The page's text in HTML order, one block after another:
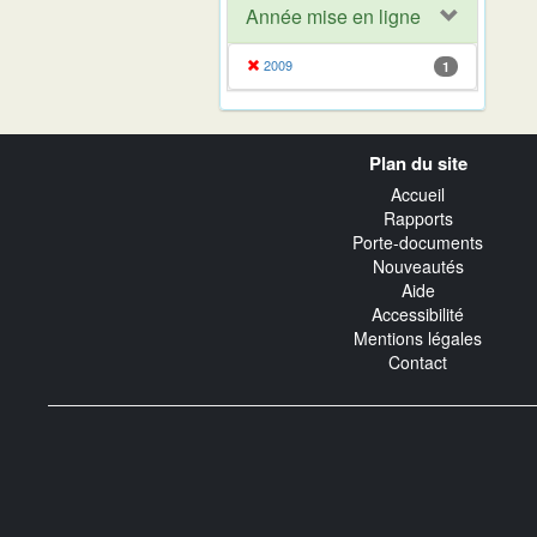
Année mise en ligne
2009 1
Plan du site
Accueil
Rapports
Porte-documents
Nouveautés
Aide
Accessibilité
Mentions légales
Contact